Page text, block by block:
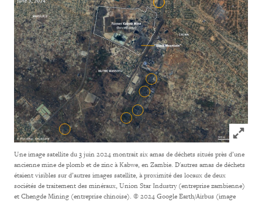
Click to
Une image satellite du 3 juin 2024 montrait six amas de déchets situés près d’une
ancienne mine de plomb et de zinc à Kabwe, en Zambie. D'autres amas de déchets
étaient visibles sur d’autres images satellite, à proximité des locaux de deux
sociétés de traitement des minéraux, Union Star Industry (entreprise zambienne)
et Chengde Mining (entreprise chinoise). © 2024 Google Earth/Airbus (image